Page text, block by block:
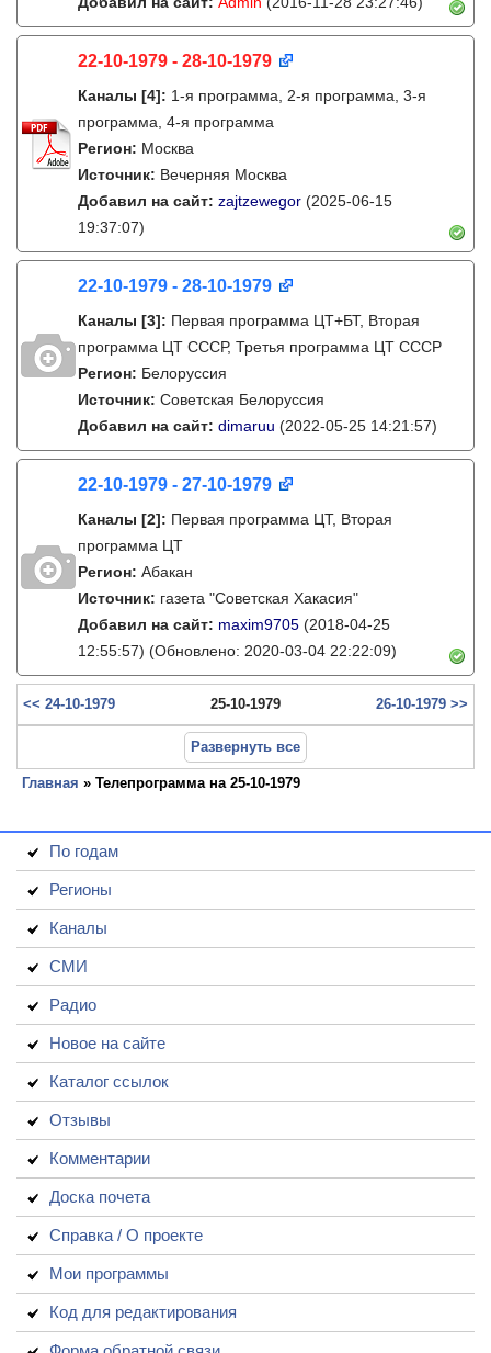
22-10-1979 - 28-10-1979
Каналы [4]: 1-я программа, 2-я программа, 3-я
программа, 4-я программа
Регион: Москва
Источник: Вечерняя Москва
Добавил на сайт: zajtzewegor (2025-06-15
19:37:07)
22-10-1979 - 28-10-1979
Каналы [3]: Первая программа ЦТ+БТ, Вторая
программа ЦТ ССCР, Третья программа ЦТ ССCР
Регион: Белоруссия
Источник: Советская Белоруссия
Добавил на сайт: dimaruu (2022-05-25 14:21:57)
22-10-1979 - 27-10-1979
Каналы [2]: Первая программа ЦТ, Вторая
программа ЦТ
Регион: Абакан
Источник: газета "Советская Хакасия"
Добавил на сайт: maxim9705 (2018-04-25
12:55:57) (Обновлено: 2020-03-04 22:22:09)
<< 24-10-1979 25-10-1979 26-10-1979 >>
Развернуть все
Главная » Телепрограмма на 25-10-1979
По годам
Регионы
Каналы
СМИ
Радио
Новое на сайте
Каталог ссылок
Отзывы
Комментарии
Доска почета
Справка / О проекте
Мои программы
Код для редактирования